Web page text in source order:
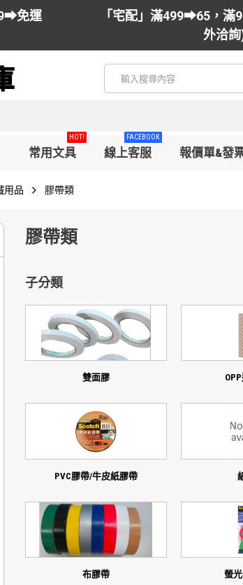
免運
「宅配」滿499➡65，
外洽
常用文具
HOT!
線上客服
FACEBOOK
報價單&發
用品 膠帶類
膠帶類
子分類
雙面膠
PVC膠帶/牛皮紙膠帶
布膠帶 螢